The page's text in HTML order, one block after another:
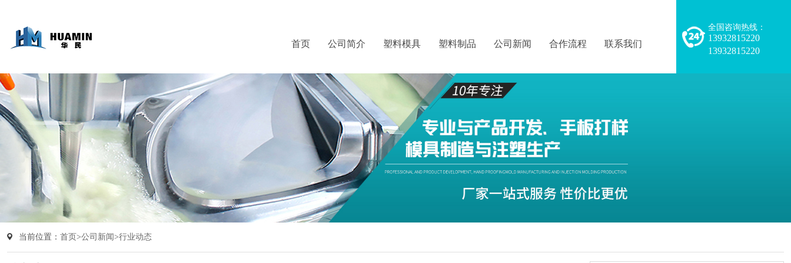
首页 公司简介 塑料模具 塑料制品 公司新闻 合作流程 联系我们
全国咨询热线：
13932815220
13932815220
当前位置： 首页 >公司新闻>行业动态